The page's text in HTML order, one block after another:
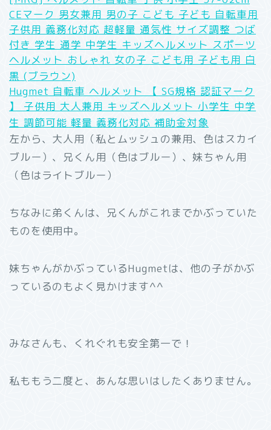
CEマーク 男女兼用 男の子 こども 子ども 自転車用
子供用 義務化対応 超軽量 通気性 サイズ調整 つば
付き 学生 通学 中学生 キッズヘルメット スポーツ
ヘルメット おしゃれ 女の子 こども用 子ども用 白
黒 (ブラウン)
Hugmet 自転車 ヘルメット 【 SG規格 認証マーク
】 子供用 大人兼用 キッズヘルメット 小学生 中学
生 調節可能 軽量 義務化対応 補助金対象
左から、大人用（私とムッシュの兼用、色はスカイ
ブルー）、兄くん用（色はブルー）、妹ちゃん用
（色はライトブルー）
ちなみに弟くんは、兄くんがこれまでかぶっていた
ものを使用中。
妹ちゃんがかぶっているHugmetは、他の子がかぶ
っているのもよく見かけます^^
みなさんも、くれぐれも安全第一で！
私ももう二度と、あんな思いはしたくありません。